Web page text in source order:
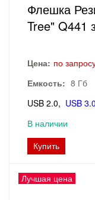
Флешка
Tree" Q441
Цена: по
Емкость: 8 Гб
USB 2.0
USB 3.0
В наличии
Купить
Лучшая цена